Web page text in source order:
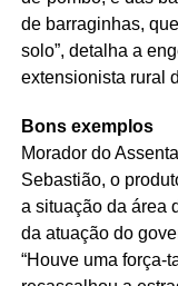
de barraginhas,
solo”, detalha a
extensionista rural
Bons exemplos
Morador do
Sebastião, o
a situação da área
da atuação do
“Houve uma força-